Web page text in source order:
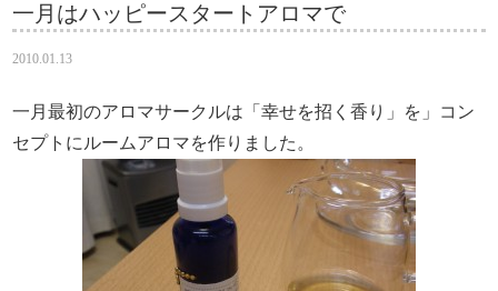
一月はハッピースタートアロマで
2010.01.13
一月最初のアロマサークルは「幸せを招く香り」を」コン
セプトにルームアロマを作りました。